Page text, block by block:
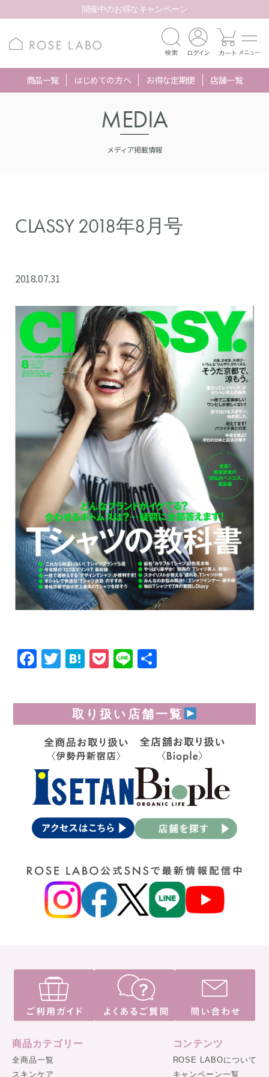
開催中のお得なキャンペーン
商品一覧 はじめての方へ お得な定期便 店舗一覧
MEDIA
メディア掲載情報
CLASSY 2018年8月号
2018.07.31
Facebook
Twitter
Hatena
Pocket
Line
取り扱い店舗一覧
商品カテゴリー
全商品一覧
スキンケア
コンテンツ
ROSE LABOについて
キャンペーン一覧